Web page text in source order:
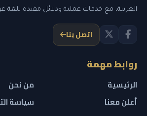
العربية، مع خدمات عملية ودلائل مفيدة بلغة
اتصل بنا
روابط مهمة
الرئيسية
من نحن
أعلن معنا
سياسة